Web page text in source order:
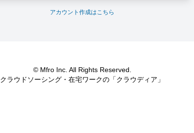
アカウント作成はこちら
© Mfro Inc. All Rights Reserved.
クラウドソーシング・在宅ワークの「クラウディア」